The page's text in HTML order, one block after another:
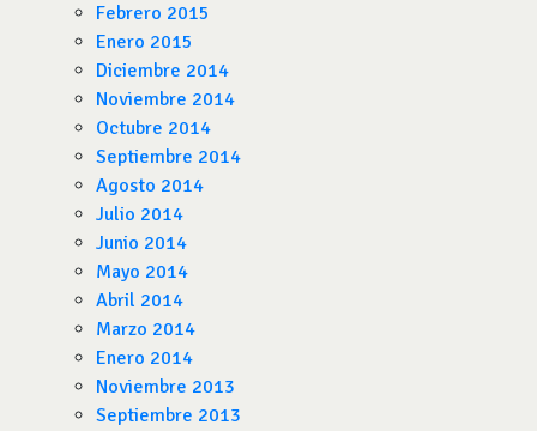
Febrero 2015
Enero 2015
Diciembre 2014
Noviembre 2014
Octubre 2014
Septiembre 2014
Agosto 2014
Julio 2014
Junio 2014
Mayo 2014
Abril 2014
Marzo 2014
Enero 2014
Noviembre 2013
Septiembre 2013